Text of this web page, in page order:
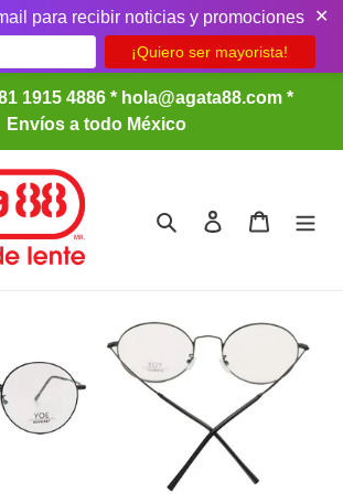
para recibir noticias y promociones ✕
1915 4886 * hola@agata88.com *
Envíos a todo México
Buscar Ingresar Carrito